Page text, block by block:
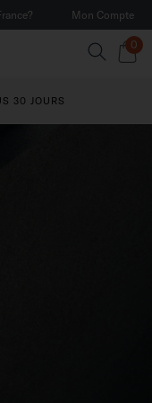
Mon Compte
0
30 JOURS